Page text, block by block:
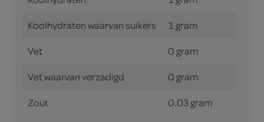
Koolhydraten waarvan suikers 1 gram
Vet 0 gram
Vet waarvan verzadigd 0 gram
Zout 0.03 gram